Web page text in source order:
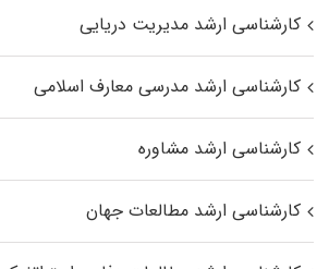
کارشناسی ارشد مدیریت دریایی
کارشناسی ارشد مدرسی معارف اسلامی
کارشناسی ارشد مشاوره
کارشناسی ارشد مطالعات جهان